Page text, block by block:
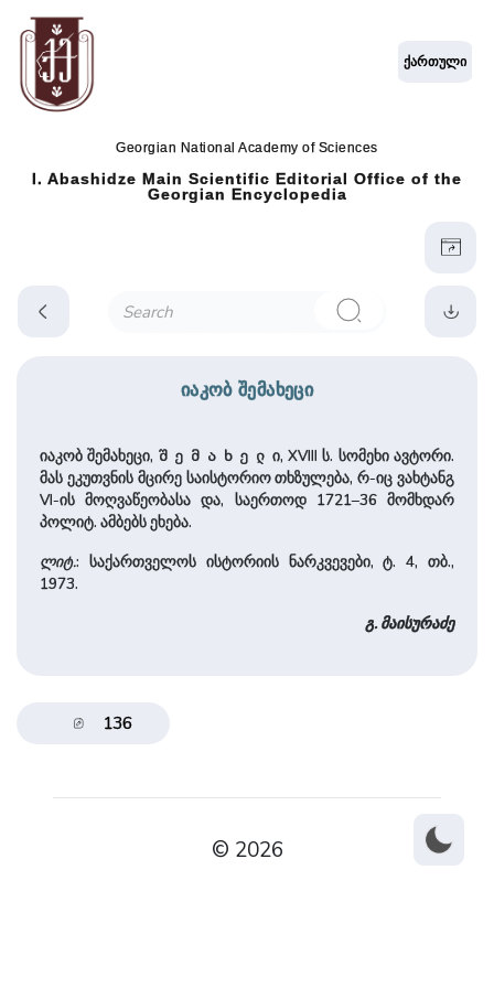
Georgian National Academy of Sciences
I. Abashidze Main Scientific Editorial Office of the
Georgian Encyclopedia
ქართული
იაკობ შემახეცი
იაკობ შემახეცი, შემახელ ი, XVIII ს. სომეხი ავტორი.
მას ეკუთვნის მცირე საისტორიო თხზულება, რ-იც ვახტანგ
VI-ის მოღვაწეობასა და, საერთოდ 1721–36 მომხდარ
პოლიტ. ამბებს ეხება.
ლიტ.: საქართველოს ისტორიის ნარკვევები, ტ. 4, თბ.,
1973.
გ. მაისურაძე
136
© 2026